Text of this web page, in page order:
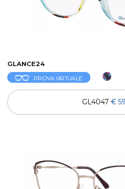
GLANCE24
PROVA VIRTUALE
GL4047 €